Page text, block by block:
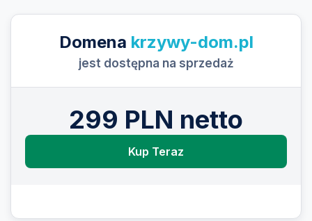
Domena krzywy-dom.pl
jest dostępna na sprzedaż
299 PLN netto
Kup Teraz